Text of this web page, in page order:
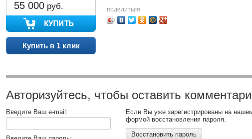
55 000 руб.
Купить в 1 клик
поделиться
Авторизуйтесь, чтобы оставить
Введите Ваш e-mail:
Если Вы уже зарегистрированы на
формой восстановления пароля.
Восстановить пароль